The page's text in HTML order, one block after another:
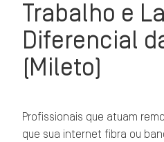
Trabalho e
Diferencial
(Mileto)
Profissionais que atuam
que sua internet fibra ou